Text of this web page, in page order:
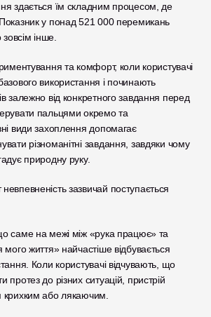
здається їм складним процесом, де
у понад 521 000 перемикань
зовсім інше.
та комфорт, коли користувачі
використання і починають
залежно від конкретного завдання перед
пальцями окремо та
види захоплення допомагає
різноманітні завдання, завдяки чому
природну руку.
зазвичай поступається
саме на межі між «рука працює» та
мого життя» найчастіше відбувається
Коли користувачі відчувають, що
протез до різних ситуацій, пристрій
крихким або лякаючим.